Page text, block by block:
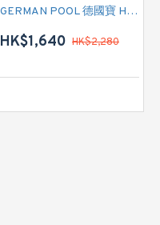
GERMAN POOL 德國寶 HTB-248U 多功能浴室乾衣暖風機
HK$1,640 HK$2,280